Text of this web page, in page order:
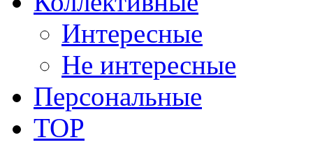
Интересные
Не интересные
Персональные
TOP